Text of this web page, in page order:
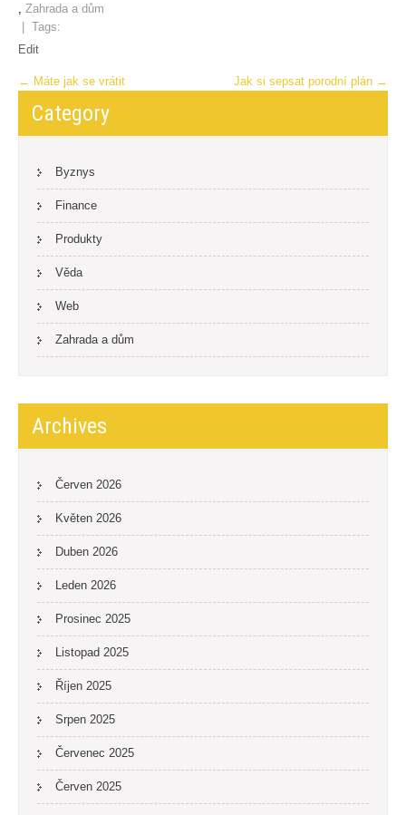
Zahrada a dům
| Tags:
Edit
Post
navigation
← Máte jak se vrátit Jak si sepsat porodní plán →
Category
Byznys
Finance
Produkty
Věda
Web
Zahrada a dům
Archives
Červen 2026
Květen 2026
Duben 2026
Leden 2026
Prosinec 2025
Listopad 2025
Říjen 2025
Srpen 2025
Červenec 2025
Červen 2025